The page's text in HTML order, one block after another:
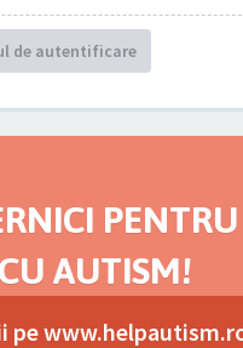
de autentificare
CU AUTISM!
pe